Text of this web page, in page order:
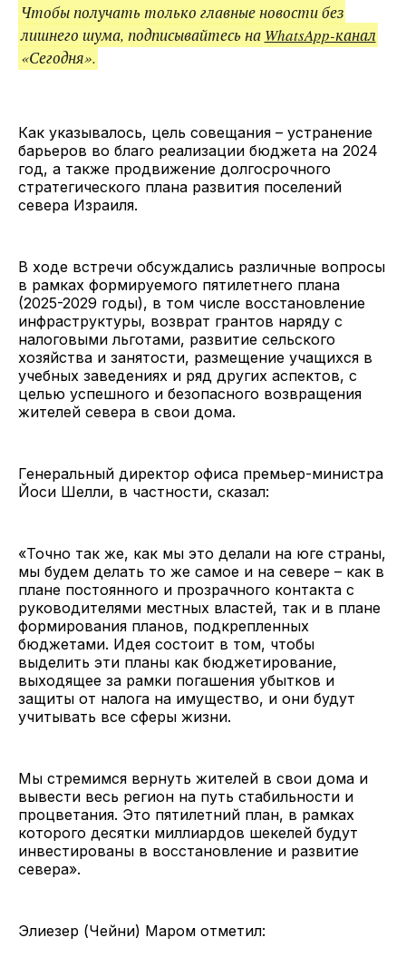
Чтобы получать только главные новости без
лишнего шума, подписывайтесь на WhatsApp-канал
«Сегодня».
Как указывалось, цель совещания – устранение
барьеров во благо реализации бюджета на 2024
год, а также продвижение долгосрочного
стратегического плана развития поселений
севера Израиля.
В ходе встречи обсуждались различные вопросы
в рамках формируемого пятилетнего плана
(2025-2029 годы), в том числе восстановление
инфраструктуры, возврат грантов наряду с
налоговыми льготами, развитие сельского
хозяйства и занятости, размещение учащихся в
учебных заведениях и ряд других аспектов, с
целью успешного и безопасного возвращения
жителей севера в свои дома.
Генеральный директор офиса премьер-министра
Йоси Шелли, в частности, сказал:
«Точно так же, как мы это делали на юге страны,
мы будем делать то же самое и на севере – как в
плане постоянного и прозрачного контакта с
руководителями местных властей, так и в плане
формирования планов, подкрепленных
бюджетами. Идея состоит в том, чтобы
выделить эти планы как бюджетирование,
выходящее за рамки погашения убытков и
защиты от налога на имущество, и они будут
учитывать все сферы жизни.
Мы стремимся вернуть жителей в свои дома и
вывести весь регион на путь стабильности и
процветания. Это пятилетний план, в рамках
которого десятки миллиардов шекелей будут
инвестированы в восстановление и развитие
севера».
Элиезер (Чейни) Маром отметил: